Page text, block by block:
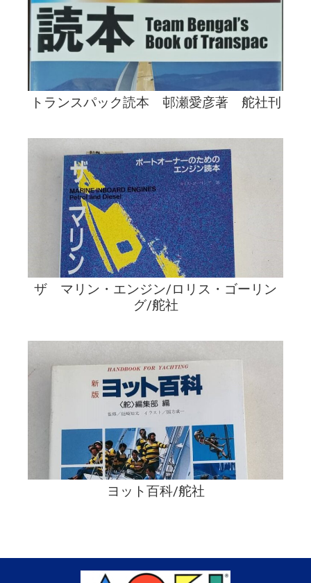
トランスパック読本 邨瀬愛彦著 舵社刊
ザ マリン・エンジン/ロリス・ゴーリン
グ/舵社
ヨット百科/舵社